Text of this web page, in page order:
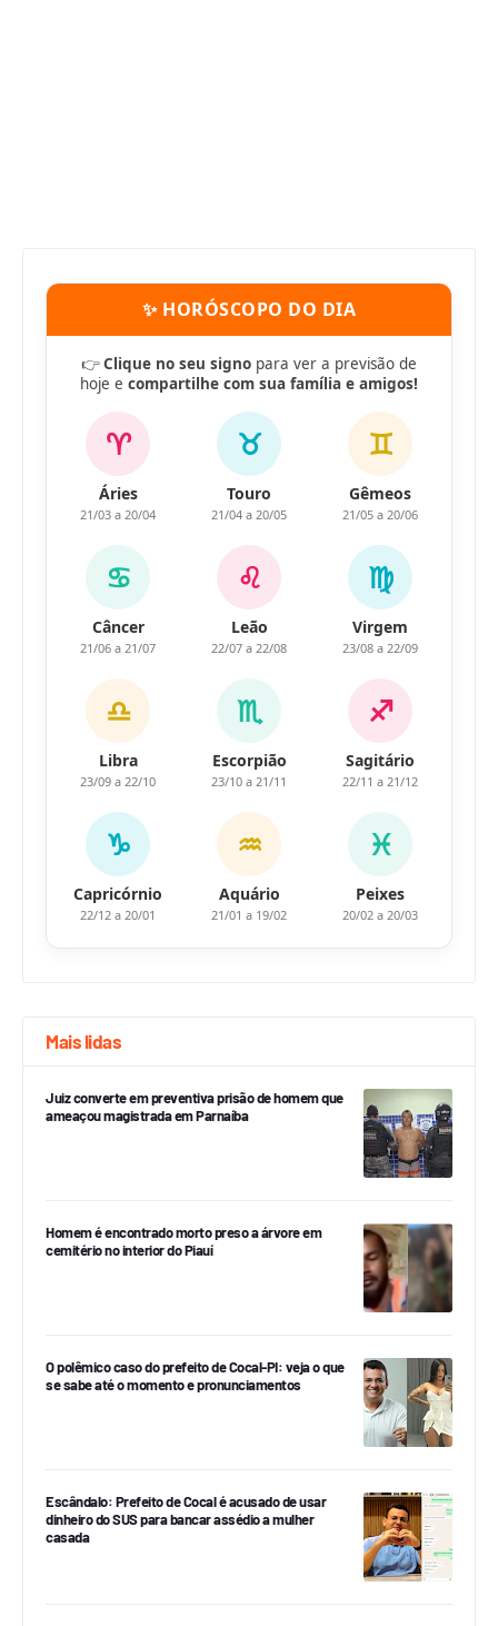
✨ HORÓSCOPO DO DIA
👉Clique no seu signo para ver a previsão de
hoje e compartilhe com sua família e amigos!
♈
Áries
21/03 a 20/04
♉
Touro
21/04 a 20/05
♊
Gêmeos
21/05 a 20/06
♋
Câncer
21/06 a 21/07
♌
Leão
22/07 a 22/08
♍
Virgem
23/08 a 22/09
♎
Libra
23/09 a 22/10
♏
Escorpião
23/10 a 21/11
♐
Sagitário
22/11 a 21/12
♑
Capricórnio
22/12 a 20/01
♒
Aquário
21/01 a 19/02
♓
Peixes
20/02 a 20/03
Mais lidas
Juiz converte em preventiva prisão de homem que
ameaçou magistrada em Parnaíba
Homem é encontrado morto preso a árvore em
cemitério no interior do Piauí
O polêmico caso do prefeito de Cocal-PI: veja o que
se sabe até o momento e pronunciamentos
Escândalo: Prefeito de Cocal é acusado de usar
dinheiro do SUS para bancar assédio a mulher
casada